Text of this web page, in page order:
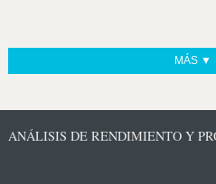
MÁS ▼
ANÁLISIS DE RENDIMIENTO Y